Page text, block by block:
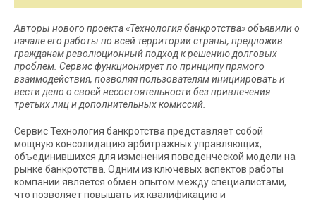
Авторы нового проекта «Технология банкротства» объявили о
начале его работы по всей территории страны, предложив
гражданам революционный подход к решению долговых
проблем. Сервис функционирует по принципу прямого
взаимодействия, позволяя пользователям инициировать и
вести дело о своей несостоятельности без привлечения
третьих лиц и дополнительных комиссий.
Сервис Технология банкротства представляет собой
мощную консолидацию арбитражных управляющих,
объединившихся для изменения поведенческой модели на
рынке банкротства. Одним из ключевых аспектов работы
компании является обмен опытом между специалистами,
что позволяет повышать их квалификацию и